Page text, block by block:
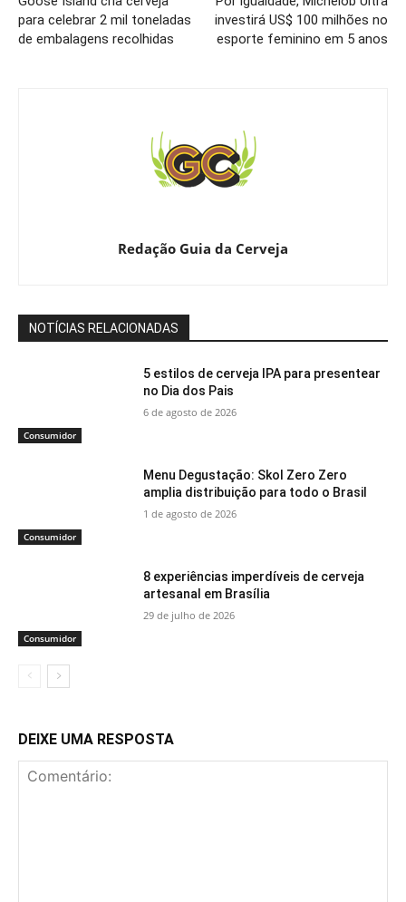
para celebrar 2 mil toneladas
de embalagens recolhidas
investirá US$ 100 milhões no
esporte feminino em 5 anos
Redação Guia da Cerveja
NOTÍCIAS RELACIONADAS
Consumidor
5 estilos de cerveja IPA para presentear
no Dia dos Pais
6 de agosto de 2026
Consumidor
Menu Degustação: Skol Zero Zero
amplia distribuição para todo o Brasil
1 de agosto de 2026
Consumidor
8 experiências imperdíveis de cerveja
artesanal em Brasília
29 de julho de 2026
DEIXE UMA RESPOSTA